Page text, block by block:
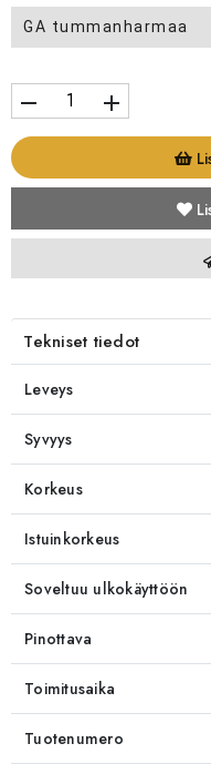
GA tummanharmaa
remove add
Tekniset tiedot
Leveys
Syvyys
Korkeus
Istuinkorkeus
Soveltuu ulkokäyttöön
Pinottava
Toimitusaika
Tuotenumero